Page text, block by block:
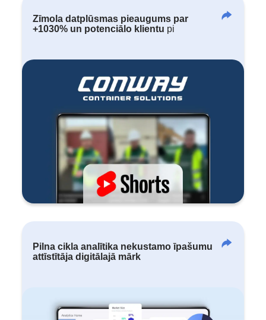
Zīmola datplūsmas pieaugums par
+1030% un potenciālo klientu pi
Pilna cikla analītika nekustamo īpašumu
attīstītāja digitālajā mārk